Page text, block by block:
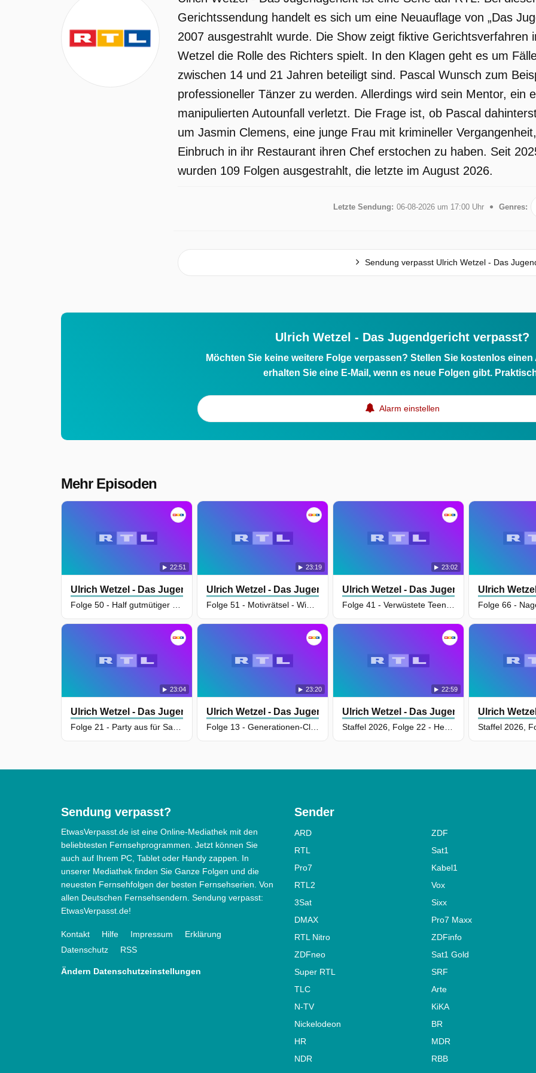
Gerichtssendung handelt es sich um eine Neuauflage von „Das
2007 ausgestrahlt wurde. Die Show zeigt fiktive Gerichtsverfahren
Wetzel die Rolle des Richters spielt. In den Klagen geht es um
zwischen 14 und 21 Jahren beteiligt sind. Pascal Wunsch zum
professioneller Tänzer zu werden. Allerdings wird sein Mentor, ein
manipulierten Autounfall verletzt. Die Frage ist, ob Pascal
um Jasmin Clemens, eine junge Frau mit krimineller
Einbruch in ihr Restaurant ihren Chef erstochen zu haben. Seit
wurden 109 Folgen ausgestrahlt, die letzte im August 2026.
Letzte Sendung: 06-08-2026 um 17:00 Uhr Genres:
Sendung verpasst Ulrich Wetzel - Das
Ulrich Wetzel - Das Jugendgericht verpasst?
Möchten Sie keine weitere Folge verpassen? Stellen Sie kostenlos einen
erhalten Sie eine E-Mail, wenn es neue Folgen gibt.
Alarm einstellen
Mehr Episoden
22:51
Ulrich Wetzel - Das Jugendgericht
23:19
Ulrich Wetzel - Das Jugendgericht
23:04
Ulrich Wetzel - Das Jugendgericht
23:20
Ulrich Wetzel - Das Jugendgericht
23:02
Ulrich Wetzel - Das Jugendgericht
Ulrich
22:59
Ulrich Wetzel - Das Jugendgericht
Ulrich
Sendung verpasst?
EtwasVerpasst.de ist eine Online-Mediathek mit den
beliebtesten Fernsehprogrammen. Jetzt können Sie
auch auf Ihrem PC, Tablet oder Handy zappen. In
unserer Mediathek finden Sie Ganze Folgen und die
neuesten Fernsehfolgen der besten Fernsehserien. Von
allen Deutschen Fernsehsendern. Sendung verpasst:
EtwasVerpasst.de!
Kontakt Hilfe Impressum
Erklärung
Datenschutz
RSS
Ändern Datenschutzeinstellungen
Sender
ARD
ZDF
RTL
Sat1
Pro7
Kabel1
RTL2
Vox
3Sat
Sixx
DMAX
Pro7 Maxx
RTL Nitro
ZDFinfo
ZDFneo
Sat1 Gold
Super RTL
SRF
TLC
Arte
N-TV
KiKA
Nickelodeon
BR
HR
MDR
NDR
RBB